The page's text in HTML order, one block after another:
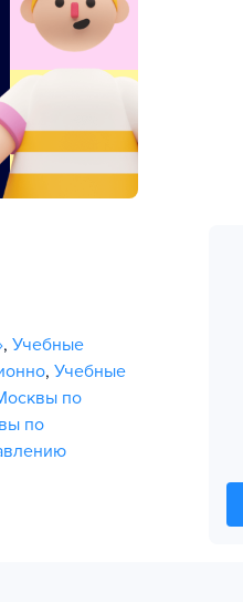
, Учебные
, Учебные
по
по